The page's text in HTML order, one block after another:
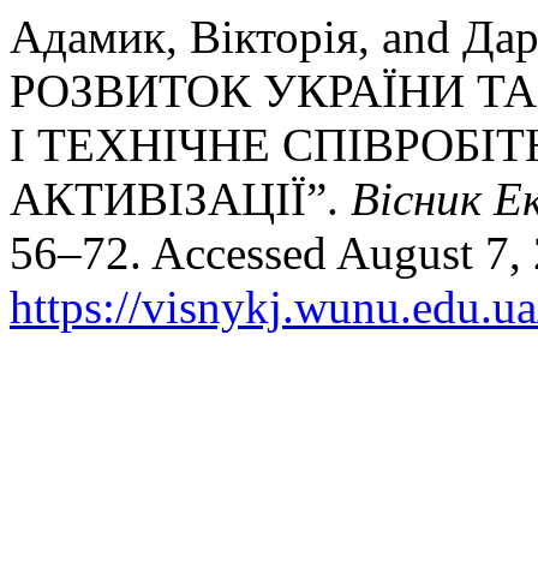
Адамик, Вікторія, and
РОЗВИТОК УКРАЇНИ
І ТЕХНІЧНЕ
АКТИВІЗАЦІЇ”. Вісник
56–72. Accessed August 7,
https://